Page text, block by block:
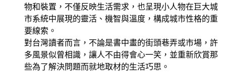
物和裝置，不僅反映生活需求，也呈現小人物在巨大城
市系統中展現的靈活、機智與溫度，構成城市性格的重
要線索。
對台灣讀者而言，不論是書中畫的街頭巷弄或市場，許
多風景似曾相識，讓人不由得會心一笑，並重新欣賞那
些為了解決問題而就地取材的生活巧思。